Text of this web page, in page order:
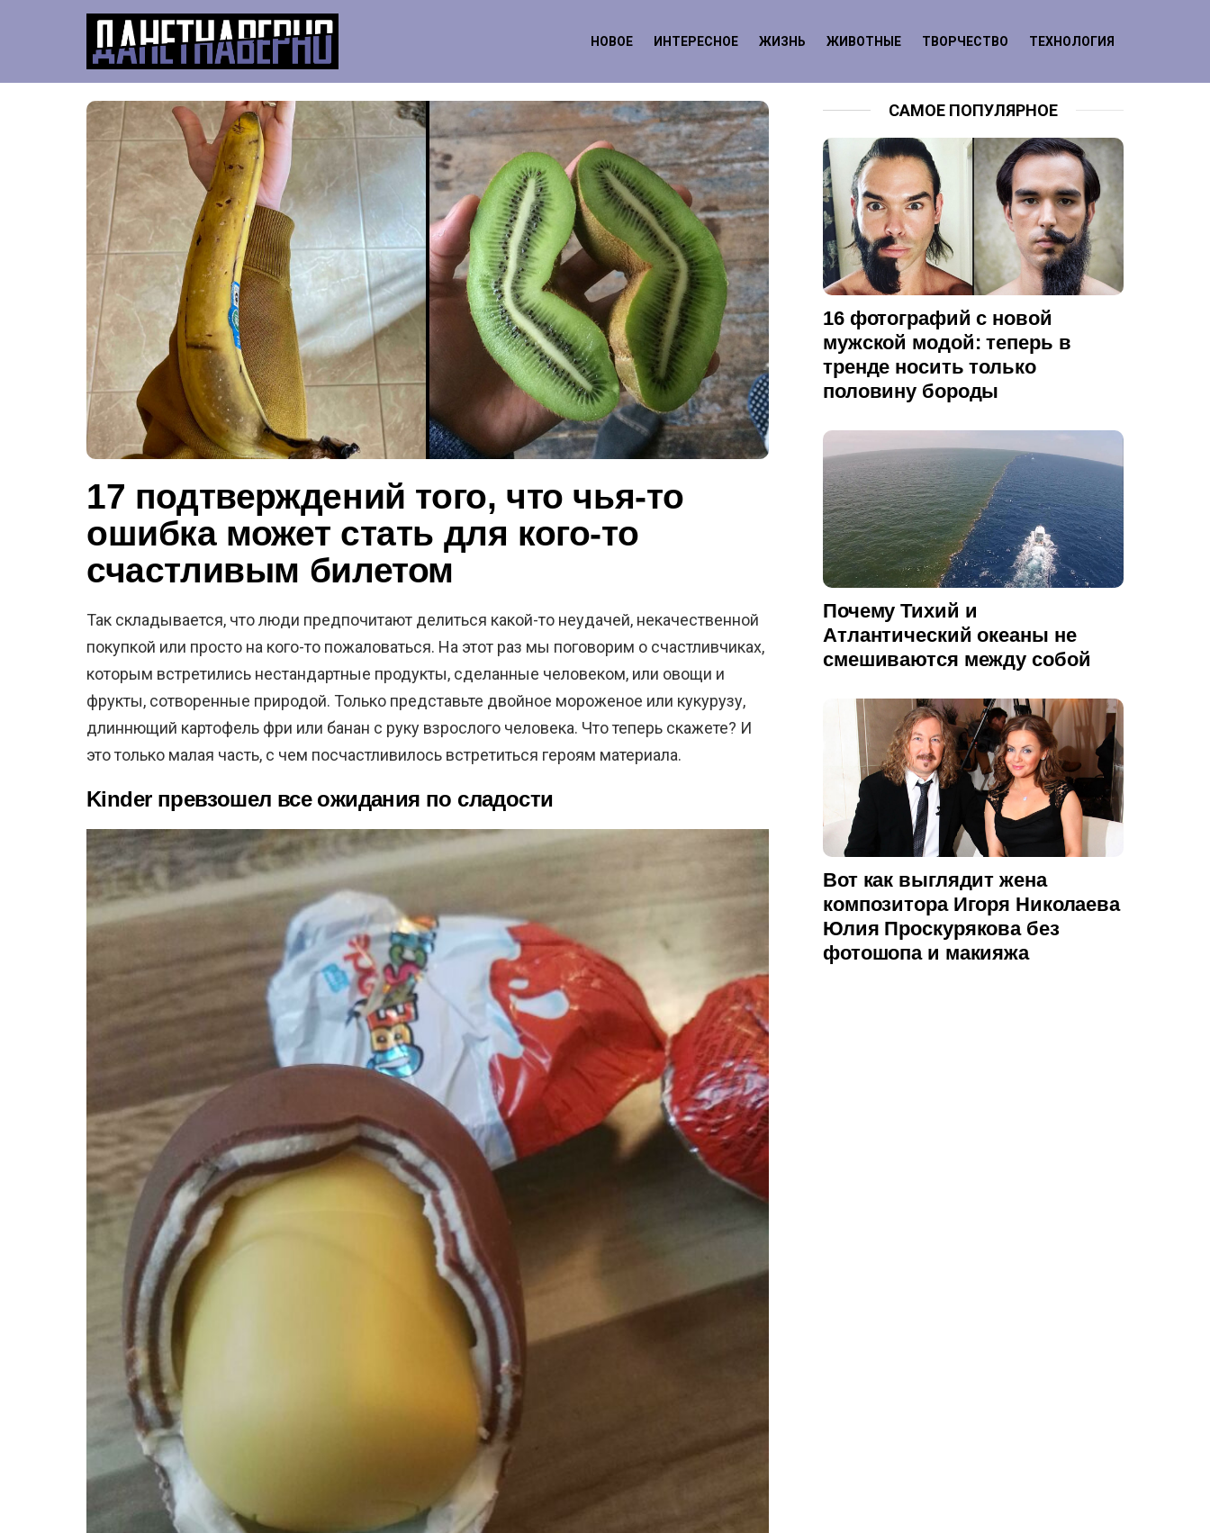
НОВОЕ ИНТЕРЕСНОЕ ЖИЗНЬ ЖИВОТНЫЕ ТВОРЧЕСТВО ТЕХНОЛОГИЯ
17 подтверждений того, что чья-то
ошибка может стать для кого-то
счастливым билетом
Так складывается, что люди предпочитают делиться какой-то неудачей, некачественной
покупкой или просто на кого-то пожаловаться. На этот раз мы поговорим о счастливчиках,
которым встретились нестандартные продукты, сделанные человеком, или овощи и
фрукты, сотворенные природой. Только представьте двойное мороженое или кукурузу,
длиннющий картофель фри или банан с руку взрослого человека. Что теперь скажете? И
это только малая часть, с чем посчастливилось встретиться героям материала.
Kinder превзошел все ожидания по сладости
САМОЕ ПОПУЛЯРНОЕ
16 фотографий с новой
мужской модой: теперь в
тренде носить только
половину бороды
Почему Тихий и
Атлантический океаны не
смешиваются между собой
Вот как выглядит жена
композитора Игоря Николаева
Юлия Проскурякова без
фотошопа и макияжа